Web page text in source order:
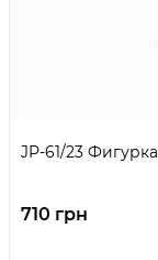
JP-61/23
710 грн